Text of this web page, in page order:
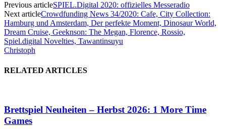
Previous articleSPIEL.Digital 2020: offizielles Messeradio
Next articleCrowdfunding News 34/2020: Cafe, City Collection:
Hamburg und Amsterdam, Der perfekte Moment, Dinosaur World,
Dream Cruise, Geeknson: The Megan, Florence, Rossio,
Spiel.digital Novelties, Tawantinsuyu
Christoph
RELATED ARTICLES
Brettspiel Neuheiten – Herbst 2026: 1 More Time
Games